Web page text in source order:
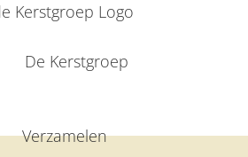
De Kerstgroep
Verzamelen